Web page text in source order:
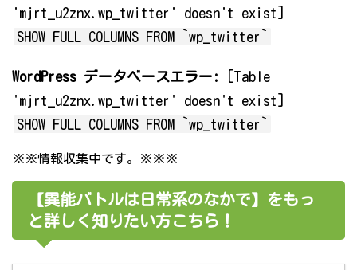
'mjrt_u2znx.wp_twitter' doesn't exist]
SHOW FULL COLUMNS FROM `wp_twitter`
WordPress データベースエラー:
[Table
'mjrt_u2znx.wp_twitter' doesn't exist]
SHOW FULL COLUMNS FROM `wp_twitter`
※※情報収集中です。※※※
【異能バトルは日常系のなかで】をもっ
と詳しく知りたい方こちら！